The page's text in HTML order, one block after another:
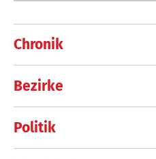
Chronik
Bezirke
Politik